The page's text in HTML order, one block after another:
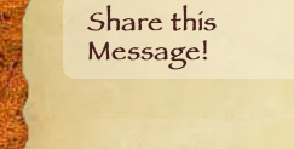
Share this
Message!